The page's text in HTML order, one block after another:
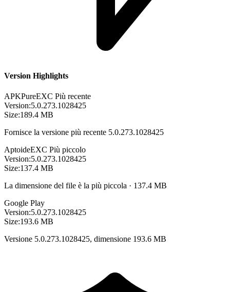
Version Highlights
APKPureEXC Più recente
Version:5.0.273.1028425
Size:189.4 MB
Fornisce la versione più recente 5.0.273.1028425
AptoideEXC Più piccolo
Version:5.0.273.1028425
Size:137.4 MB
La dimensione del file è la più piccola · 137.4 MB
Google Play
Version:5.0.273.1028425
Size:193.6 MB
Versione 5.0.273.1028425, dimensione 193.6 MB